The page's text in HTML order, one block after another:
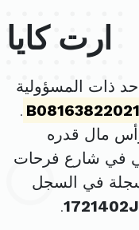
ارت كايا
ذات المسؤولية
B08163822021
.
في شارع فرحات
في السجل
1721402J
.